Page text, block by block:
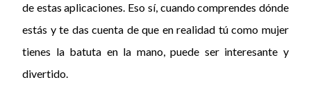
de estas aplicaciones. Eso sí, cuando comprendes dónde
estás y te das cuenta de que en realidad tú como mujer
tienes la batuta en la mano, puede ser interesante y
divertido.